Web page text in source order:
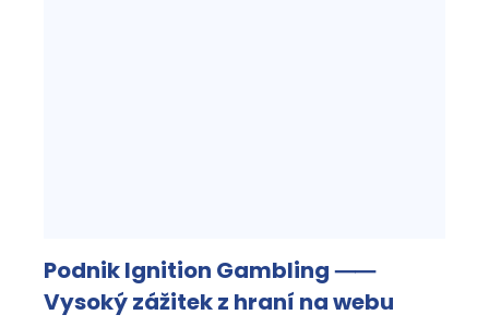
Podnik Ignition Gambling ⸺
Vysoký zážitek z hraní na webu